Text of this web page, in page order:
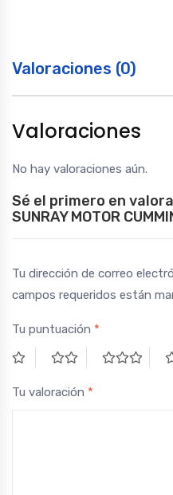
Valoraciones (0)
Valoraciones
No hay valoraciones aún.
Sé el primero en
SUNRAY MOTOR
Tu dirección de correo
campos requeridos están
Tu puntuación *
Tu valoración *